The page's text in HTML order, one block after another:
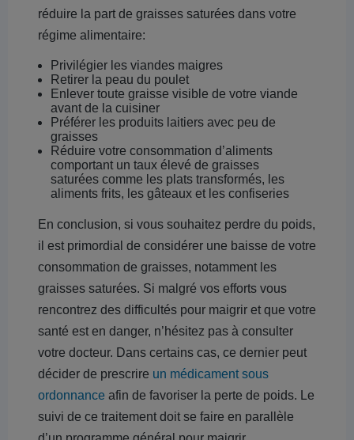
réduire la part de graisses saturées dans votre
régime alimentaire:
Privilégier les viandes maigres
Retirer la peau du poulet
Enlever toute graisse visible de votre viande
avant de la cuisiner
Préférer les produits laitiers avec peu de
graisses
Réduire votre consommation d’aliments
comportant un taux élevé de graisses
saturées comme les plats transformés, les
aliments frits, les gâteaux et les confiseries
En conclusion, si vous souhaitez perdre du poids,
il est primordial de considérer une baisse de votre
consommation de graisses, notamment les
graisses saturées. Si malgré vos efforts vous
rencontrez des difficultés pour maigrir et que votre
santé est en danger, n’hésitez pas à consulter
votre docteur. Dans certains cas, ce dernier peut
décider de prescrire un médicament sous
ordonnance afin de favoriser la perte de poids. Le
suivi de ce traitement doit se faire en parallèle